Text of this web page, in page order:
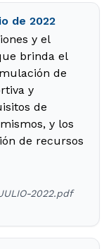
de 2022
y el
brinda el
de
y
de
y los
de recursos
2022.pdf